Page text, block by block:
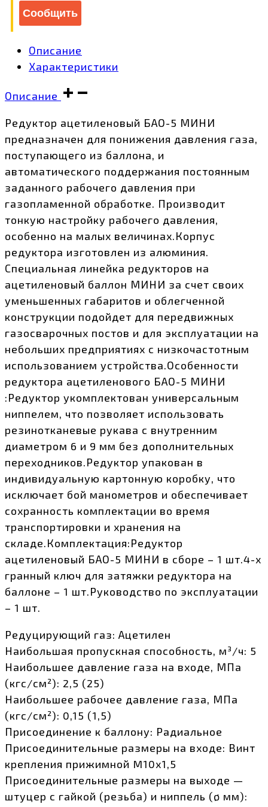
Сообщить
Описание
Характеристики
Описание
Редуктор ацетиленовый БАО-5 МИНИ
предназначен для понижения давления газа,
поступающего из баллона, и
автоматического поддержания постоянным
заданного рабочего давления при
газопламенной обработке. Производит
тонкую настройку рабочего давления,
особенно на малых величинах.Корпус
редуктора изготовлен из алюминия.
Специальная линейка редукторов на
ацетиленовый баллон МИНИ за счет своих
уменьшенных габаритов и облегченной
конструкции подойдет для передвижных
газосварочных постов и для эксплуатации на
небольших предприятиях с низкочастотным
использованием устройства.Особенности
редуктора ацетиленового БАО-5 МИНИ
:Редуктор укомплектован универсальным
ниппелем, что позволяет использовать
резинотканевые рукава с внутренним
диаметром 6 и 9 мм без дополнительных
переходников.Редуктор упакован в
индивидуальную картонную коробку, что
исключает бой манометров и обеспечивает
сохранность комплектации во время
транспортировки и хранения на
складе.Комплектация:Редуктор
ацетиленовый БАО-5 МИНИ в сборе – 1 шт.4-х
гранный ключ для затяжки редуктора на
баллоне – 1 шт.Руководство по эксплуатации
– 1 шт.
Редуцирующий газ: Ацетилен
Наибольшая пропускная способность, м³/ч: 5
Наибольшее давление газа на входе, МПа
(кгс/см²): 2,5 (25)
Наибольшее рабочее давление газа, МПа
(кгс/см²): 0,15 (1,5)
Присоединение к баллону: Радиальное
Присоединительные размеры на входе: Винт
крепления прижимной M10х1,5
Присоединительные размеры на выходе —
штуцер с гайкой (резьба) и ниппель (ø мм):